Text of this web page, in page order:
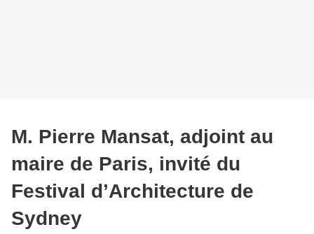
M. Pierre Mansat, adjoint au
maire de Paris, invité du
Festival d’Architecture de
Sydney